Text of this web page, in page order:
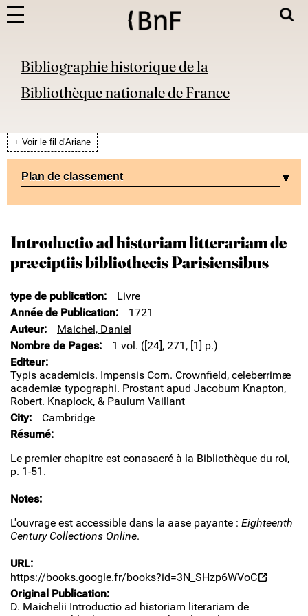
Bibliographie historique de la
Bibliothèque nationale de France
+ Voir le fil d'Ariane
Plan de classement
Introductio ad historiam litterariam de
præciptiis bibliothecis Parisiensibus
type de publication
Livre
Année de Publication
1721
Auteur
Maichel, Daniel
Nombre de Pages
1 vol. ([24], 271, [1] p.)
Editeur
Typis academicis. Impensis Corn. Crownfield, celeberrimæ
academiæ typographi. Prostant apud Jacobum Knapton,
Robert. Knaplock, & Paulum Vaillant
City
Cambridge
Résumé
Le premier chapitre est conasacré à la Bibliothèque du roi,
p. 1-51.
Notes
L'ouvrage est accessible dans la aase payante : Eighteenth
Century Collections Online.
URL
https://books.google.fr/books?id=3N_SHzp6WVoC
Original Publication
D. Maichelii Introductio ad historiam literariam de